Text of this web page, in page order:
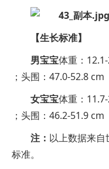
【生长标准】
男宝宝体重：
；头围：47.0-52.8 cm
女宝宝体重：
；头围：46.2-51.9 cm
注： 以上数据来
标准。